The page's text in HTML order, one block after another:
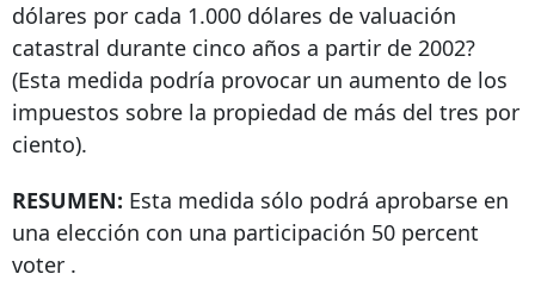
dólares por cada 1.000 dólares de valuación
catastral durante cinco años a partir de 2002?
(Esta medida podría provocar un aumento de los
impuestos sobre la propiedad de más del tres por
ciento).
RESUMEN: Esta medida sólo podrá aprobarse en
una elección con una participación 50 percent
voter .